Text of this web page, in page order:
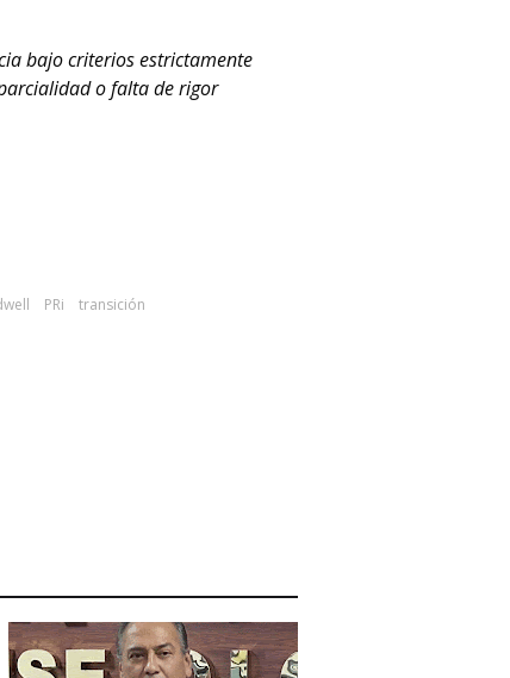
bajo criterios estrictamente
o falta de rigor
PRi transición